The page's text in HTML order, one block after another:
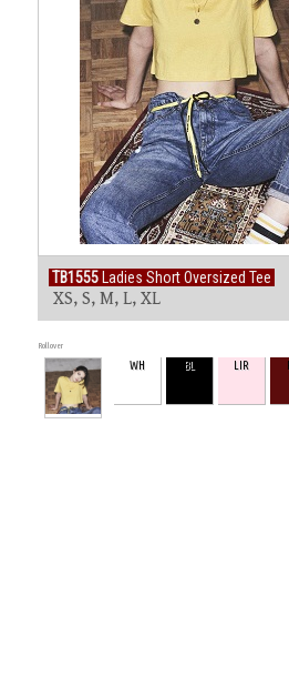
TB1555 Ladies Short Oversized Tee
XS, S, M, L, XL
Rollover
WH BL LIR